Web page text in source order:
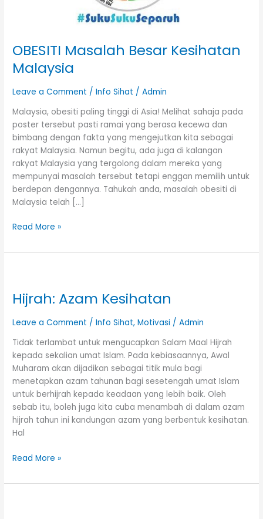
OBESITI Masalah Besar Kesihatan
Malaysia
Leave a Comment /Info Sihat /Admin
Malaysia, obesiti paling tinggi di Asia! Melihat sahaja pada
poster tersebut pasti ramai yang berasa kecewa dan
bimbang dengan fakta yang mengejutkan kita sebagai
rakyat Malaysia. Namun begitu, ada juga di kalangan
rakyat Malaysia yang tergolong dalam mereka yang
mempunyai masalah tersebut tetapi enggan memilih untuk
berdepan dengannya. Tahukah anda, masalah obesiti di
Malaysia telah […]
Read More »
Hijrah: Azam Kesihatan
Leave a Comment /Info Sihat,Motivasi /Admin
Tidak terlambat untuk mengucapkan Salam Maal Hijrah
kepada sekalian umat Islam. Pada kebiasaannya, Awal
Muharam akan dijadikan sebagai titik mula bagi
menetapkan azam tahunan bagi sesetengah umat Islam
untuk berhijrah kepada keadaan yang lebih baik. Oleh
sebab itu, boleh juga kita cuba menambah di dalam azam
hijrah tahun ini kandungan azam yang berbentuk kesihatan.
Hal
Kesihatan
Read More »